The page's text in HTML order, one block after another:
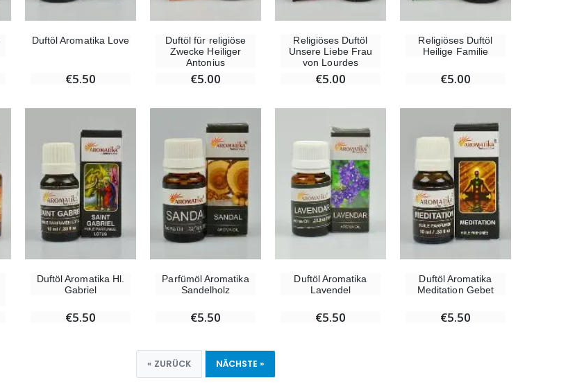
Duftöl Aromatika Love
€5.50
Duftöl für religiöse
Zwecke Heiliger
Antonius
€5.00
Religiöses Duftöl
Unsere Liebe Frau
von Lourdes
€5.00
Religiöses Duftöl
Heilige Familie
€5.00
Duftöl Aromatika Hl.
Gabriel
€5.50
Parfümöl Aromatika
Sandelholz
€5.50
Duftöl Aromatika
Lavendel
€5.50
Duftöl Aromatika
Meditation Gebet
€5.50
« ZURÜCK NÄCHSTE »